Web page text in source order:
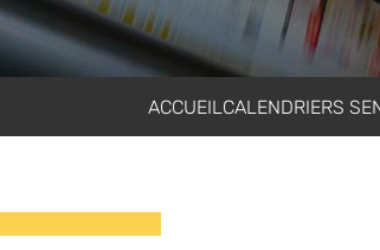
ACCUEIL CALENDRIERS